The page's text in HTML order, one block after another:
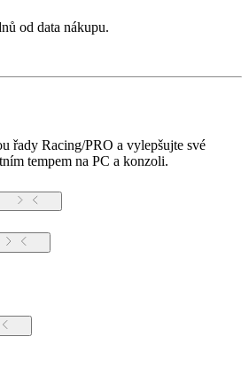
od data nákupu.
řady Racing/PRO a vylepšujte své
tempem na PC a konzoli.